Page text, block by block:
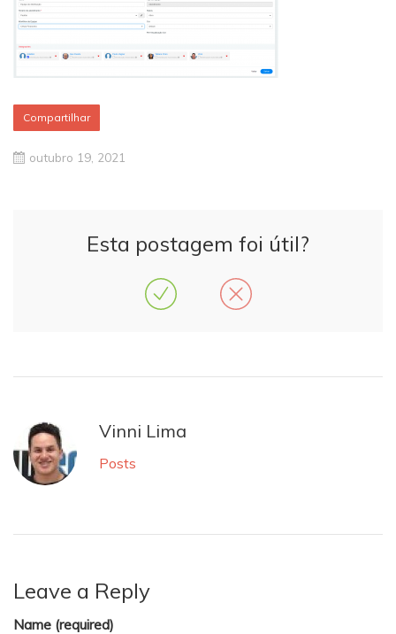
Compartilhar
outubro 19, 2021
Esta postagem foi útil?
Vinni Lima
Posts
Leave a Reply
Name (required)